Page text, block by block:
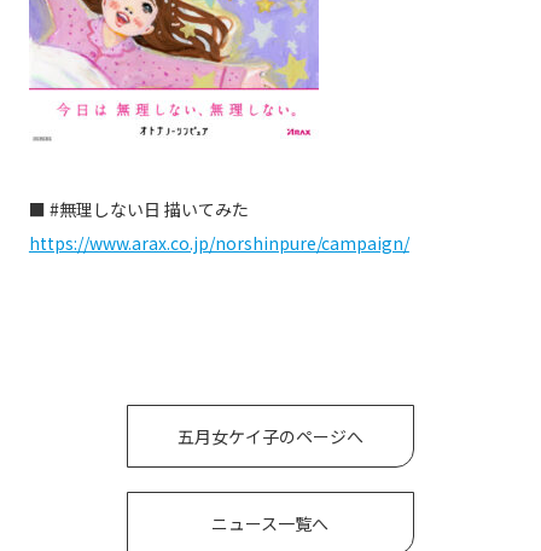
■ #無理しない日 描いてみた
https://www.arax.co.jp/norshinpure/campaign/
五月女ケイ子のページへ
ニュース一覧へ